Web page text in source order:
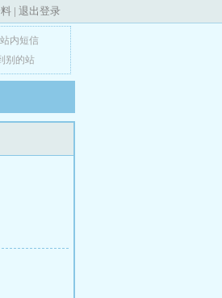
| 退出登录
站内短信
别的站